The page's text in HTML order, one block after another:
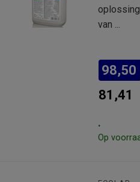
van ...
98,50
81,41
.
Op